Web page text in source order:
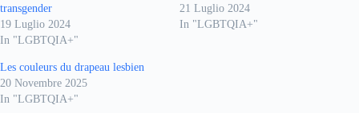
transgender
19 Luglio 2024
In "LGBTQIA+"
21 Luglio 2024
In "LGBTQIA+"
Les couleurs du drapeau lesbien
20 Novembre 2025
In "LGBTQIA+"